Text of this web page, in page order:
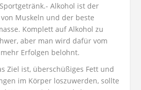
Alkohol ist der
Muskeln und der beste
Komplett auf Alkohol zu
aber man wird dafür vom
Erfolgen belohnt.
Ziel ist, überschüßiges Fett und
im Körper loszuwerden, sollte